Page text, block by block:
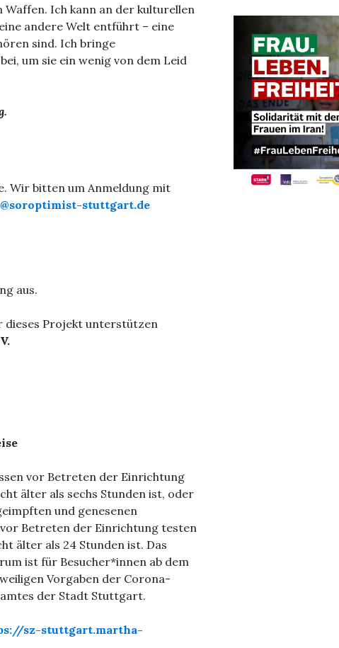
Waffen. Ich kann an der kulturellen
andere Welt entführt – eine
sind. Ich bringe
um sie ein wenig von dem Leid
Wir bitten um Anmeldung mit
stuttgart.de
aus.
dieses Projekt unterstützen
vor Betreten der Einrichtung
älter als sechs Stunden ist, oder
und genesenen
Betreten der Einrichtung testen
älter als 24 Stunden ist. Das
ist für Besucher*innen ab dem
Vorgaben der Corona-
der Stadt Stuttgart.
sz-stuttgart.martha-